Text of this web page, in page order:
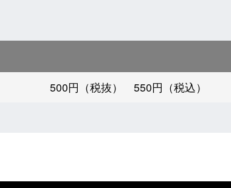
500円（税抜） 550円（税込）